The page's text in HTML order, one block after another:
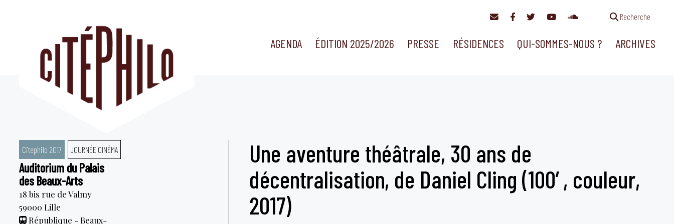
Recherche
AGENDA ÉDITION 2025/2026 PRESSE RÉSIDENCES QUI-SOMMES-NOUS ? ARCHIVES
Citephilo 2017 JOURNÉE CINÉMA
Auditorium du Palais
des Beaux-Arts
18 bis rue de Valmy
59000 Lille
République - Beaux-
Une aventure théâtrale, 30 ans de
décentralisation, de Daniel Cling (100′, couleur,
2017)